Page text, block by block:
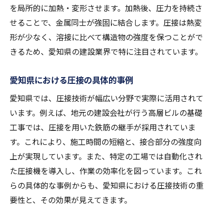
圧接と溶接の違いを知ることで得られる建設の
効率化
圧接と溶接の基礎的な違い
それぞれの技術が持つ特性と適用分野
建設現場での圧接と溶接の使い分け
技術の選択が効率に与える影響
効率的な建設を実現するための技術選定
圧接技術が愛知県で進化を遂げる理由と未来
愛知県の技術革新の背景
圧接技術の進化を支える研究と開発
愛知県における次世代圧接技術の開発
愛知県の企業による圧接技術の導入事例
を局所的に加熱・変形させます。加熱後、圧力を持続さ
せることで、金属同士が強固に結合します。圧接は熱変
形が少なく、溶接に比べて構造物の強度を保つことがで
きるため、愛知県の建設業界で特に注目されています。
愛知県における圧接の具体的事例
愛知県では、圧接技術が幅広い分野で実際に活用されて
います。例えば、地元の建設会社が行う高層ビルの基礎
工事では、圧接を用いた鉄筋の継手が採用されていま
す。これにより、施工時間の短縮と、接合部分の強度向
上が実現しています。また、特定の工場では自動化され
た圧接機を導入し、作業の効率化を図っています。これ
らの具体的な事例からも、愛知県における圧接技術の重
要性と、その効果が見えてきます。